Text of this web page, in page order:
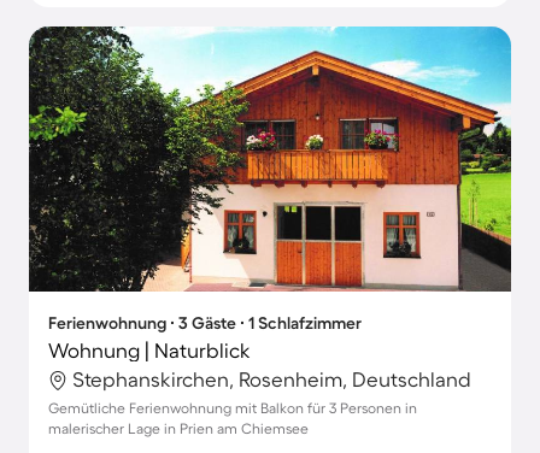
Ferienwohnung ∙ 3 Gäste ∙ 1 Schlafzimmer
Wohnung | Naturblick
Stephanskirchen, Rosenheim, Deutschland
Gemütliche Ferienwohnung mit Balkon für 3 Personen in
malerischer Lage in Prien am Chiemsee